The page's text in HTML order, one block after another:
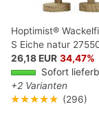
Hoptimist®
S Eiche natur
26,18 EUR 34,47%
Sofort
+2 Varianten
★★★★★ (296)